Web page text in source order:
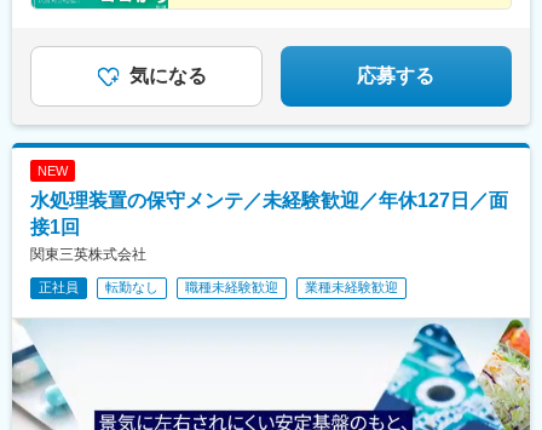
気になる 応募する
NEW
水処理装置の保守メンテ／未経験歓迎／年休127日／面
接1回
関東三英株式会社
正社員 転勤なし 職種未経験歓迎 業種未経験歓迎